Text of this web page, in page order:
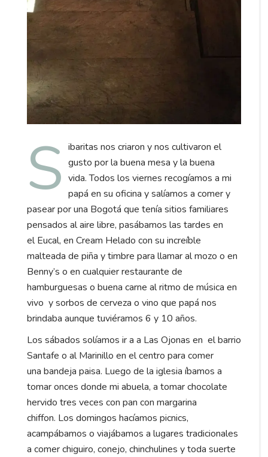
S ibaritas nos criaron y nos cultivaron el
gusto por la buena mesa y la buena
vida. Todos los viernes recogíamos a mi
papá en su oficina y salíamos a comer y
pasear por una Bogotá que tenía sitios familiares
pensados al aire libre, pasábamos las tardes en
el Eucal, en Cream Helado con su increíble
malteada de piña y timbre para llamar al mozo o en
Benny’s o en cualquier restaurante de
hamburguesas o buena carne al ritmo de música en
vivo y sorbos de cerveza o vino que papá nos
brindaba aunque tuviéramos 6 y 10 años.
Los sábados solíamos ir a a Las Ojonas en el barrio
Santafe o al Marinillo en el centro para comer
una bandeja paisa. Luego de la iglesia íbamos a
tomar onces donde mi abuela, a tomar chocolate
hervido tres veces con pan con margarina
chiffon. Los domingos hacíamos picnics,
acampábamos o viajábamos a lugares tradicionales
a comer chiguiro, conejo, chinchulines y toda suerte